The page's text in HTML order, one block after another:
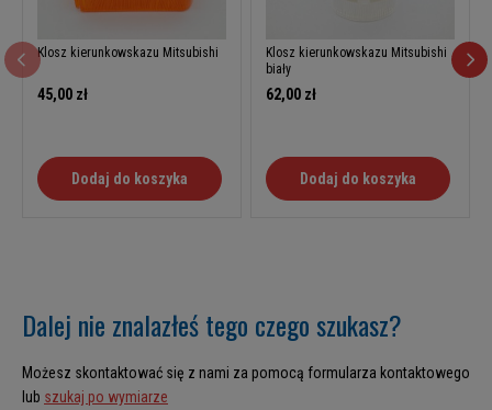
Klosz kierunkowskazu Mitsubishi
45,00 zł
Dodaj do koszyka
Klosz kierunkowskazu Mitsubishi
biały
62,00 zł
Dodaj do koszyka
Dalej nie znalazłeś tego czego szukasz?
Możesz skontaktować się z nami za pomocą formularza kontaktowego
lub szukaj po wymiarze